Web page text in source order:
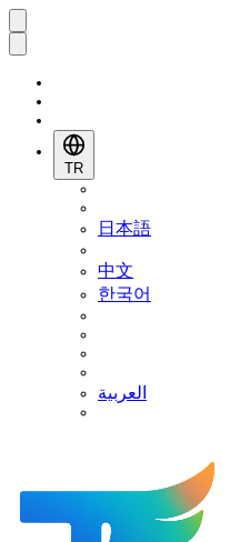
TR
日本語
中文
한국어
العربية